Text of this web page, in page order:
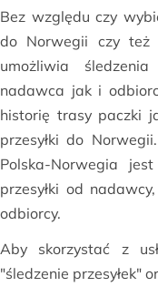
Bez względu czy
do Norwegii czy
umożliwia
nadawca jak i
historię trasy paczki
przesyłki do
Polska-Norwegia
przesyłki od
odbiorcy.
Aby skorzystać z
"śledzenie przesyłek"